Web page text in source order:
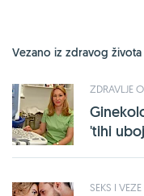
Vezano iz zdravog života
ZDRAVLJE
'tihi
SEKS I VEZE